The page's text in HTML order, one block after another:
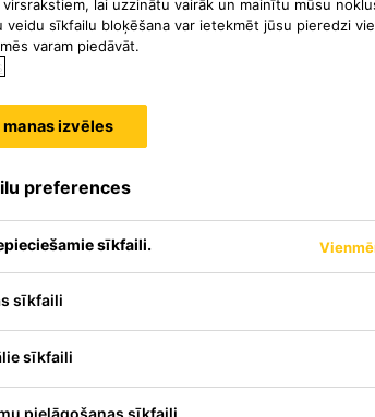
cementa
lai uzzinātu vairāk un mainītu mūsu
veidu sīkfailu bloķēšana var ietekmēt jūsu pieredzi
varam piedāvāt.
izvēles
preferences
sīkfaili.
sīkfaili
sīkfaili